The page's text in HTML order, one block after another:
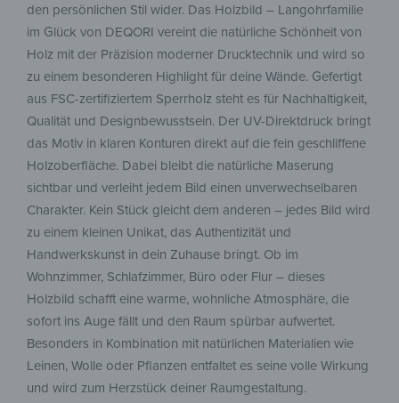
den persönlichen Stil wider. Das Holzbild – Langohrfamilie
im Glück von DEQORI vereint die natürliche Schönheit von
Holz mit der Präzision moderner Drucktechnik und wird so
zu einem besonderen Highlight für deine Wände. Gefertigt
aus FSC-zertifiziertem Sperrholz steht es für Nachhaltigkeit,
Qualität und Designbewusstsein. Der UV-Direktdruck bringt
das Motiv in klaren Konturen direkt auf die fein geschliffene
Holzoberfläche. Dabei bleibt die natürliche Maserung
sichtbar und verleiht jedem Bild einen unverwechselbaren
Charakter. Kein Stück gleicht dem anderen – jedes Bild wird
zu einem kleinen Unikat, das Authentizität und
Handwerkskunst in dein Zuhause bringt. Ob im
Wohnzimmer, Schlafzimmer, Büro oder Flur – dieses
Holzbild schafft eine warme, wohnliche Atmosphäre, die
sofort ins Auge fällt und den Raum spürbar aufwertet.
Besonders in Kombination mit natürlichen Materialien wie
Leinen, Wolle oder Pflanzen entfaltet es seine volle Wirkung
und wird zum Herzstück deiner Raumgestaltung.